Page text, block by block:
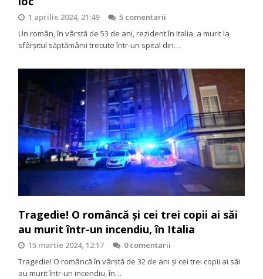
1 aprilie 2024, 21:49
5 comentarii
Un român, în vârstă de 53 de ani, rezident în Italia, a murit la
sfârșitul săptămânii trecute într-un spital din…
Tragedie! O româncă și cei trei copii ai săi
au murit într-un incendiu, în Italia
15 martie 2024, 12:17
0 comentarii
Tragedie! O româncă în vârstă de 32 de ani și cei trei copii ai săi
au murit într-un incendiu, în…